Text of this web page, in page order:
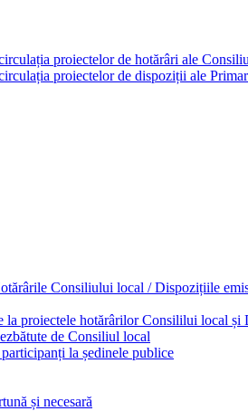
proiectelor de hotărâri ale
proiectelor de dispoziții ale
Consiliului local / Dispozițiile
proiectele hotărârilor Consililui local
de Consiliul local
la ședinele publice
și necesară